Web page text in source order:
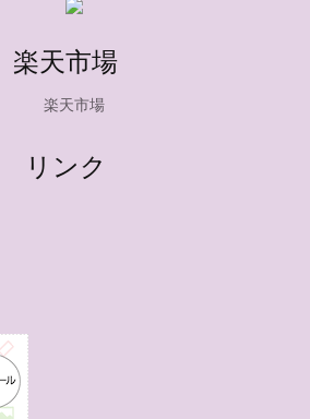
楽天市場
リンク